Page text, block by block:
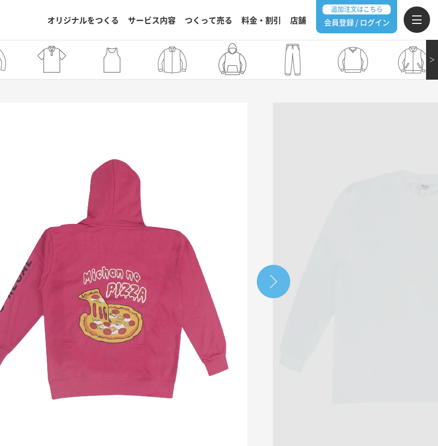
オリジナルをつくる サービス内容 つくって売る 料金・割引 店舗
追加注文はこちら
会員登録 / ログイン
＞